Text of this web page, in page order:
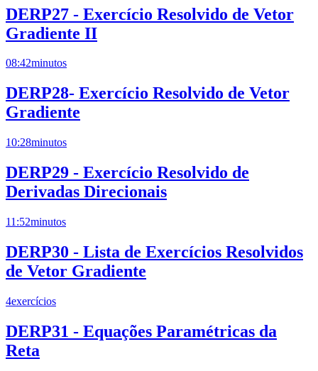
DERP27 - Exercício Resolvido de Vetor
Gradiente II
08:42minutos
DERP28- Exercício Resolvido de Vetor
Gradiente
10:28minutos
DERP29 - Exercício Resolvido de
Derivadas Direcionais
11:52minutos
DERP30 - Lista de Exercícios Resolvidos
de Vetor Gradiente
4exercícios
DERP31 - Equações Paramétricas da
Reta